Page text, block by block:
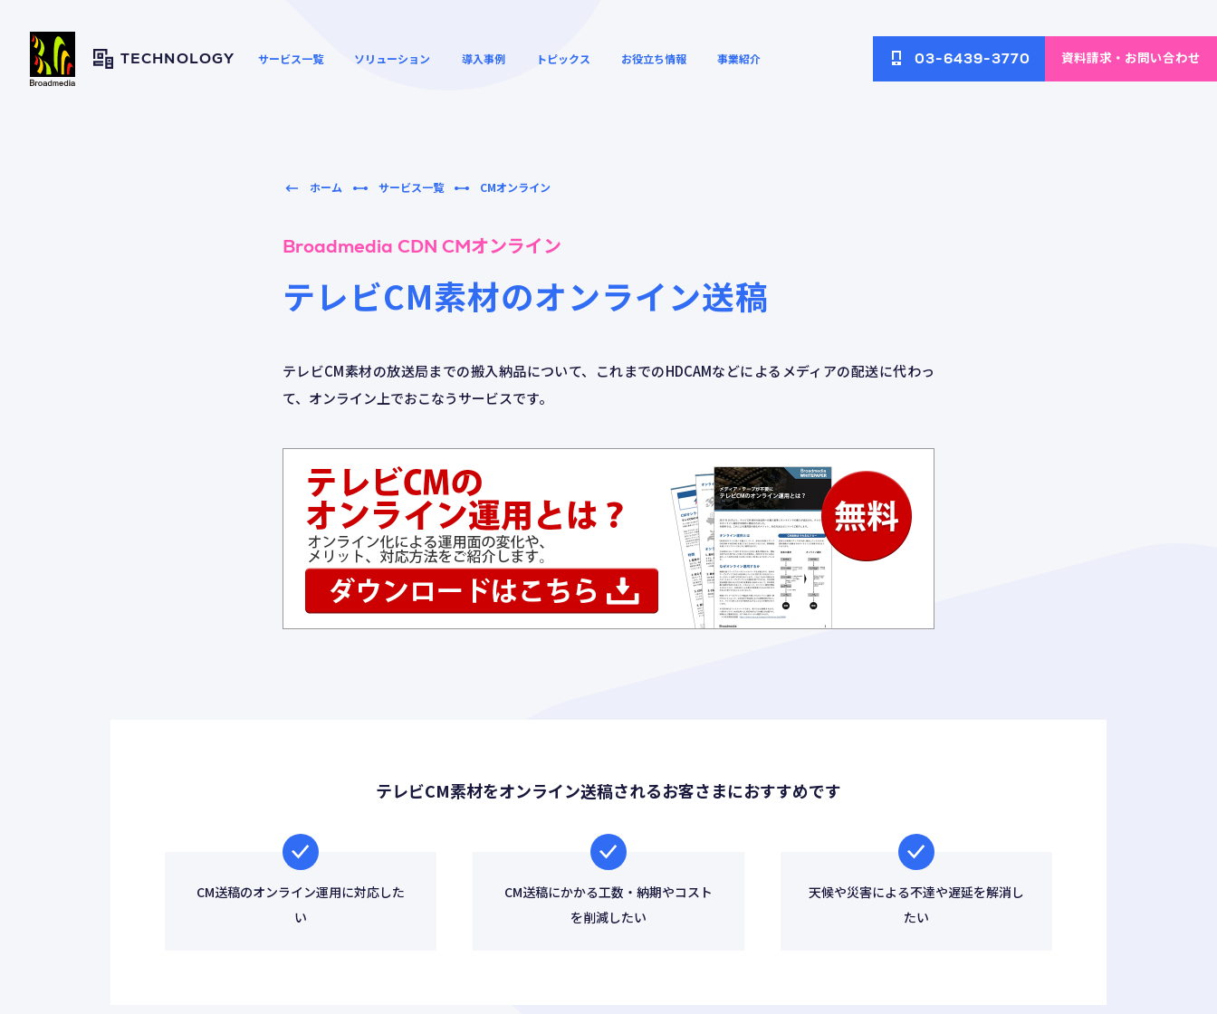
TECHNOLOGY サービス一覧
セキュリティー グローバル SD-WAN
CMオンライン デジタルシネマ 3Dストリーミング
SDDのサービス一覧 DIVXのサービス一覧
ソリューション
ウェブサイトの高速化とセ
リモートワークの高速化と
映像や大容量ファイルの配
デジタルシネマ・映画館向
けの運用効率化
クラウドゲームの配信ソリ
ューション
導入事例 トピックス お役立ち情報 事業紹介 03-6439-3770 資料請求・お問い合わせ
ホーム サービス一覧 CMオンライン
Broadmedia CDN CMオンライン
テレビCM素材のオンライン送稿
テレビCM素材の放送局までの搬入納品について、これまでのHDCAMなどによるメディアの配送に代わっ
て、オンライン上でおこなうサービスです。
テレビCM素材をオンライン送稿されるお客さまにおすすめです
CM送稿のオンライン運用に対応した
い
CM送稿にかかる工数・納期やコスト
を削減したい
天候や災害による不達や遅延を解消し
たい